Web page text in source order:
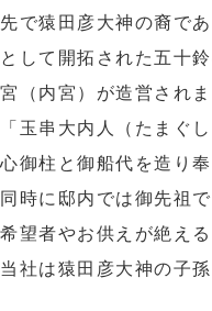
先で猿田彦大神の裔で
として開拓された五十
宮（内宮）が造営され
「玉串大内人（たまぐ
心御柱と御船代を造り
同時に邸内では御先祖
希望者やお供えが絶え
当社は猿田彦大神の子